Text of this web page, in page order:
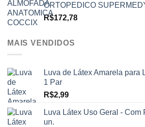
ORTOPEDICO
R$172,78
MAIS VENDIDOS
Luva de Látex Amarela para
1 Par
R$2,99
Luva Látex Uso Geral - Com
un.